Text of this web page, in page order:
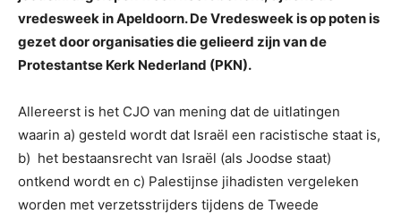
vredesweek in Apeldoorn. De Vredesweek is op poten is
gezet door organisaties die gelieerd zijn van de
Protestantse Kerk Nederland (PKN).
Allereerst is het CJO van mening dat de uitlatingen
waarin a) gesteld wordt dat Israël een racistische staat is,
b) het bestaansrecht van Israël (als Joodse staat)
ontkend wordt en c) Palestijnse jihadisten vergeleken
worden met verzetsstrijders tijdens de Tweede